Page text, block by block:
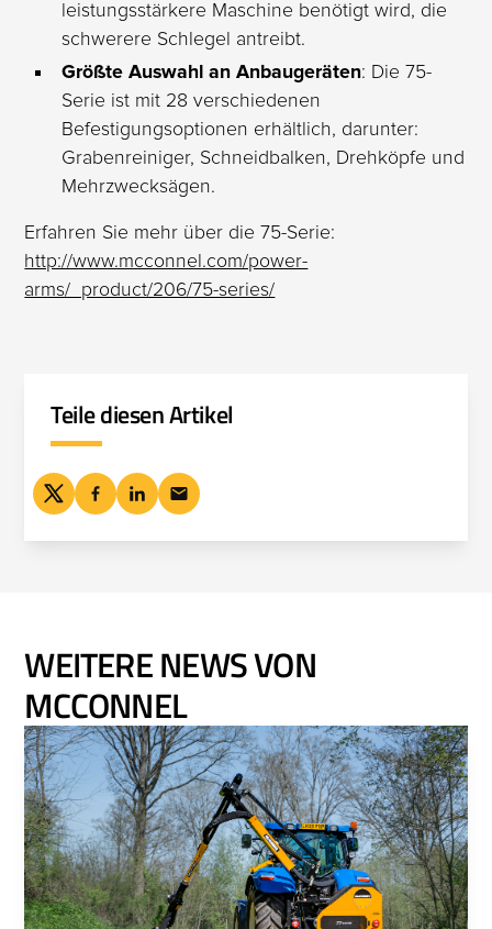
leistungsstärkere Maschine benötigt wird, die
schwerere Schlegel antreibt.
Größte Auswahl an Anbaugeräten: Die 75-
Serie ist mit 28 verschiedenen
Befestigungsoptionen erhältlich, darunter:
Grabenreiniger, Schneidbalken, Drehköpfe und
Mehrzwecksägen.
Erfahren Sie mehr über die 75-Serie:
http://www.mcconnel.com/power-
arms/_product/206/75-series/
Teile diesen Artikel
WEITERE NEWS VON
MCCONNEL